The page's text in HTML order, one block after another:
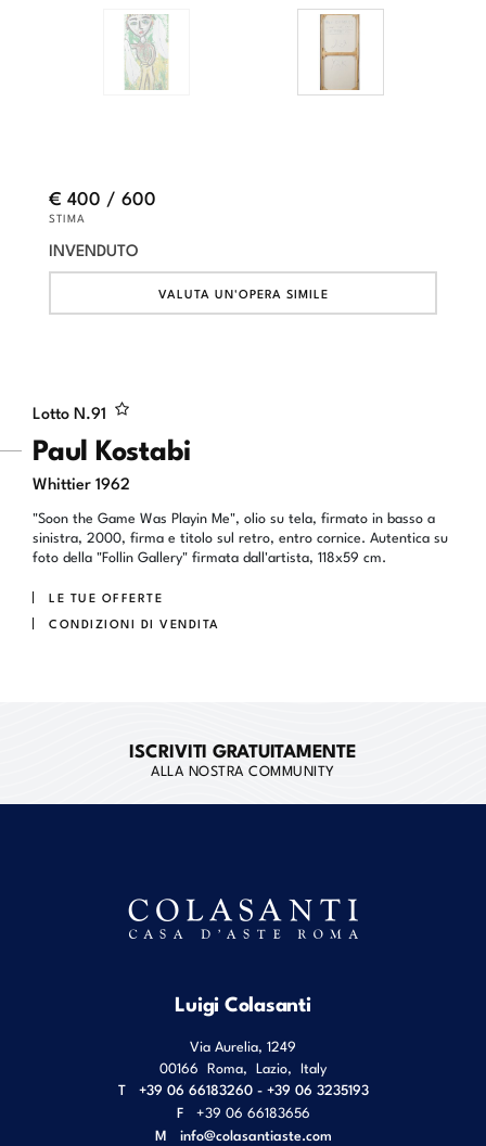
Lotto N.91
Paul Kostabi
Whittier 1962
"Soon the Game Was Playin Me", olio su tela, firmato in basso a
sinistra, 2000, firma e titolo sul retro, entro cornice. Autentica su
foto della "Follin Gallery" firmata dall'artista, 118x59 cm.
LE TUE OFFERTE
CONDIZIONI DI VENDITA
€ 400 / 600
STIMA
INVENDUTO
VALUTA UN'OPERA SIMILE
ISCRIVITI GRATUITAMENTE
ALLA NOSTRA COMMUNITY
Luigi Colasanti
Via Aurelia, 1249
00166 Roma Lazio Italy
T
+39 06 66183260 - +39 06 3235193
F
+39 06 66183656
M info@colasantiaste.com